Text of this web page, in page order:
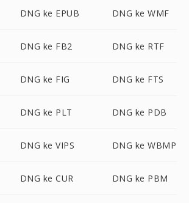
DNG ke EPUB DNG ke WMF
DNG ke FB2 DNG ke RTF
DNG ke FIG DNG ke FTS
DNG ke PLT DNG ke PDB
DNG ke VIPS DNG ke WBMP
DNG ke CUR DNG ke PBM